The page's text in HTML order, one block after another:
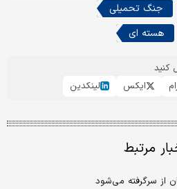
جنگ تحمیلی
هسته ای
کنید
ایکس لینکدین
مرتبط
از سرگرفته می‌شود